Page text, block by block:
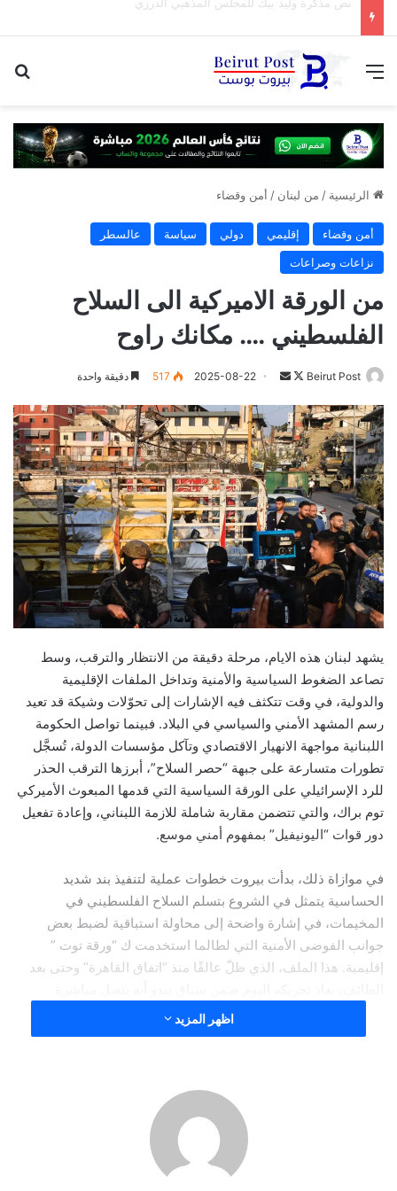
القائمة
الرئيسية / من لبنان / أمن وقضاء
أمن وقضاء إقليمي دولي سياسة
عالسطر
نزاعات وصراعات
من الورقة الاميركية الى السلاح
الفلسطيني …. مكانك راوح
Beirut Post
تابع
X
أرسل
إلكترونيا
2025-08-22
517 دقيقة واحدة
يشهد لبنان هذه الايام، مرحلة دقيقة من الانتظار والترقب، وسط
تصاعد الضغوط السياسية والأمنية وتداخل الملفات الإقليمية
والدولية، في وقت تتكثف فيه الإشارات إلى تحوّلات وشيكة قد تعيد
رسم المشهد الأمني والسياسي في البلاد. فبينما تواصل الحكومة
اللبنانية مواجهة الانهيار الاقتصادي وتآكل مؤسسات الدولة، تُسجَّل
تطورات متسارعة على جبهة “حصر السلاح”، أبرزها الترقب الحذر
للرد الإسرائيلي على الورقة السياسية التي قدمها المبعوث الأميركي
توم براك، والتي تتضمن مقاربة شاملة للازمة اللبناني، وإعادة تفعيل
دور قوات “اليونيفيل” بمفهوم أمني موسع.
في موازاة ذلك، بدأت بيروت خطوات عملية لتنفيذ بند شديد
الحساسية يتمثل في الشروع بتسلم السلاح الفلسطيني في
المخيمات، في إشارة واضحة إلى محاولة استباقية لضبط بعض
جوانب الفوضى الأمنية التي لطالما استخدمت ك “ورقة توت ”
إقليمية. هذا الملف، الذي ظلّ عالقًا منذ “اتفاق القاهرة” وحتى بعد
بمحاولة الدولة اللبنانية إظهار الجدية أمام المجتمع الدولي، وربما
تقديم “مؤشرات حسن نية” في إطار تفاهمات غير معلنة، تتقاطع مع
هذا التداخل بين الانتظار السياسي للرد الإسرائيلي، والخطوات
التنفيذية اللبنانية تجاه ملف السلاح الفلسطيني، لا يعكس مجرد
صدفة زمنية، بل يؤشر إلى أن لبنان قد دخل عمليًا في مرحلة انتقالية
حساسة، تُختبر فيها قدرته على الموازنة بين الضغوط الخارجية
اظهر المزيد